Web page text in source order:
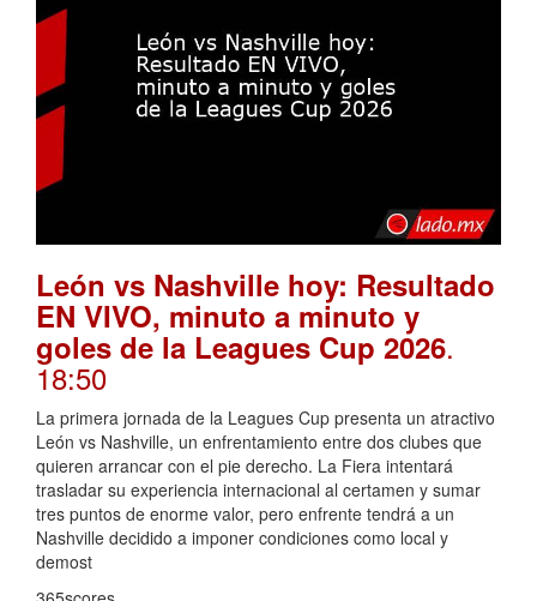
León vs Nashville hoy: Resultado
EN VIVO, minuto a minuto y
goles de la Leagues Cup 2026.
18:50
La primera jornada de la Leagues Cup presenta un atractivo
León vs Nashville, un enfrentamiento entre dos clubes que
quieren arrancar con el pie derecho. La Fiera intentará
trasladar su experiencia internacional al certamen y sumar
tres puntos de enorme valor, pero enfrente tendrá a un
Nashville decidido a imponer condiciones como local y
demost